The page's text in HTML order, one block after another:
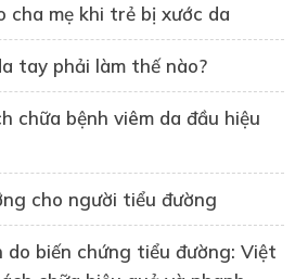
cha mẹ khi trẻ bị xước da
tay phải làm thế nào?
chữa bệnh viêm da đầu hiệu
cho người tiểu đường
do biến chứng tiểu đường: Việt